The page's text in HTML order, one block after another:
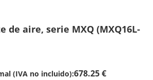
de aire, serie MXQ (MXQ16L-
(IVA no incluido):678.25 €